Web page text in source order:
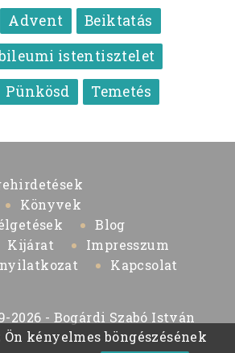
Advent
Beiktatás
istentisztelet
Pünkösd Temetés
Könyvek
Blog
Kijárat
Impresszum
Kapcsolat
2026 - Bogárdi Szabó István
Ön kényelmes böngészésének